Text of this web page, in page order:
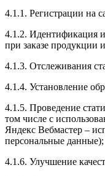
4.1.1. Регистрации на
4.1.2. Идентификация
при заказе продукции
4.1.3. Отслеживания
4.1.4. Установление
4.1.5. Проведение
том числе с
Яндекс Вебмастер –
персональные данные);
4.1.6. Улучшение